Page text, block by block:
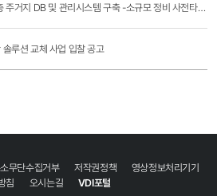
「노후 저층 주거지 DB 및 관리시스템 구축 -소규모 정비 사전타당성 조사지원 플랫폼- 」위탁용역 입찰 공..
솔루션 교체 사업 입찰 공고
무단수집거부 저작권정책
영상정보처리기기
침
오시는길 VDI포털